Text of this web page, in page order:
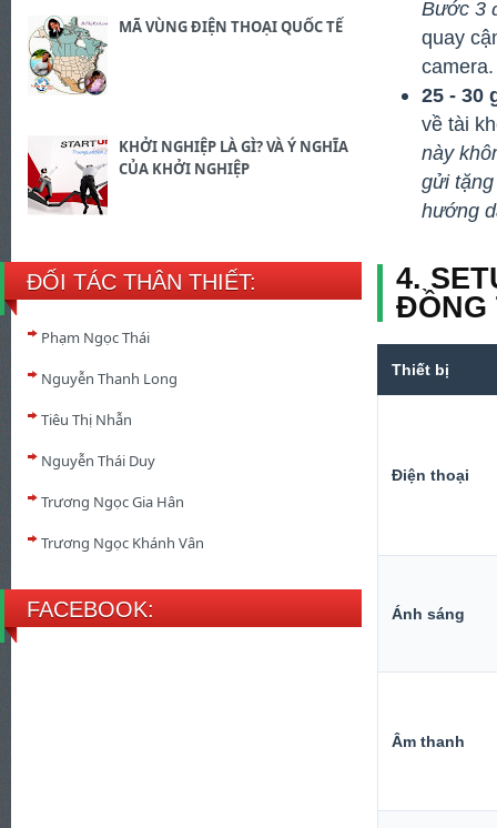
MÃ VÙNG ĐIỆN THOẠI QUỐC TẾ
KHỞI NGHIỆP LÀ GÌ? VÀ Ý NGHĨA
CỦA KHỞI NGHIỆP
ĐỐI TÁC THÂN THIẾT:
Phạm Ngọc Thái
Nguyễn Thanh Long
Tiêu Thị Nhẫn
Nguyễn Thái Duy
Trương Ngọc Gia Hân
Trương Ngọc Khánh Vân
FACEBOOK:
Bước 3
quay
camera.
25 - 30
về tài
này
gửi
hướng
4.
ĐỒNG
Thiết bị
Điện thoại
Ánh sáng
Âm thanh